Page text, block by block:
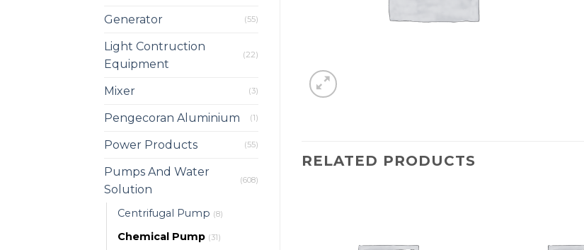
Generator (55)
Light Contruction
Equipment
(22)
Mixer (3)
Pengecoran Aluminium (1)
Power Products (55)
Pumps And Water
Solution
(608)
Centrifugal Pump (8)
Chemical Pump (31)
RELATED PRODUCTS